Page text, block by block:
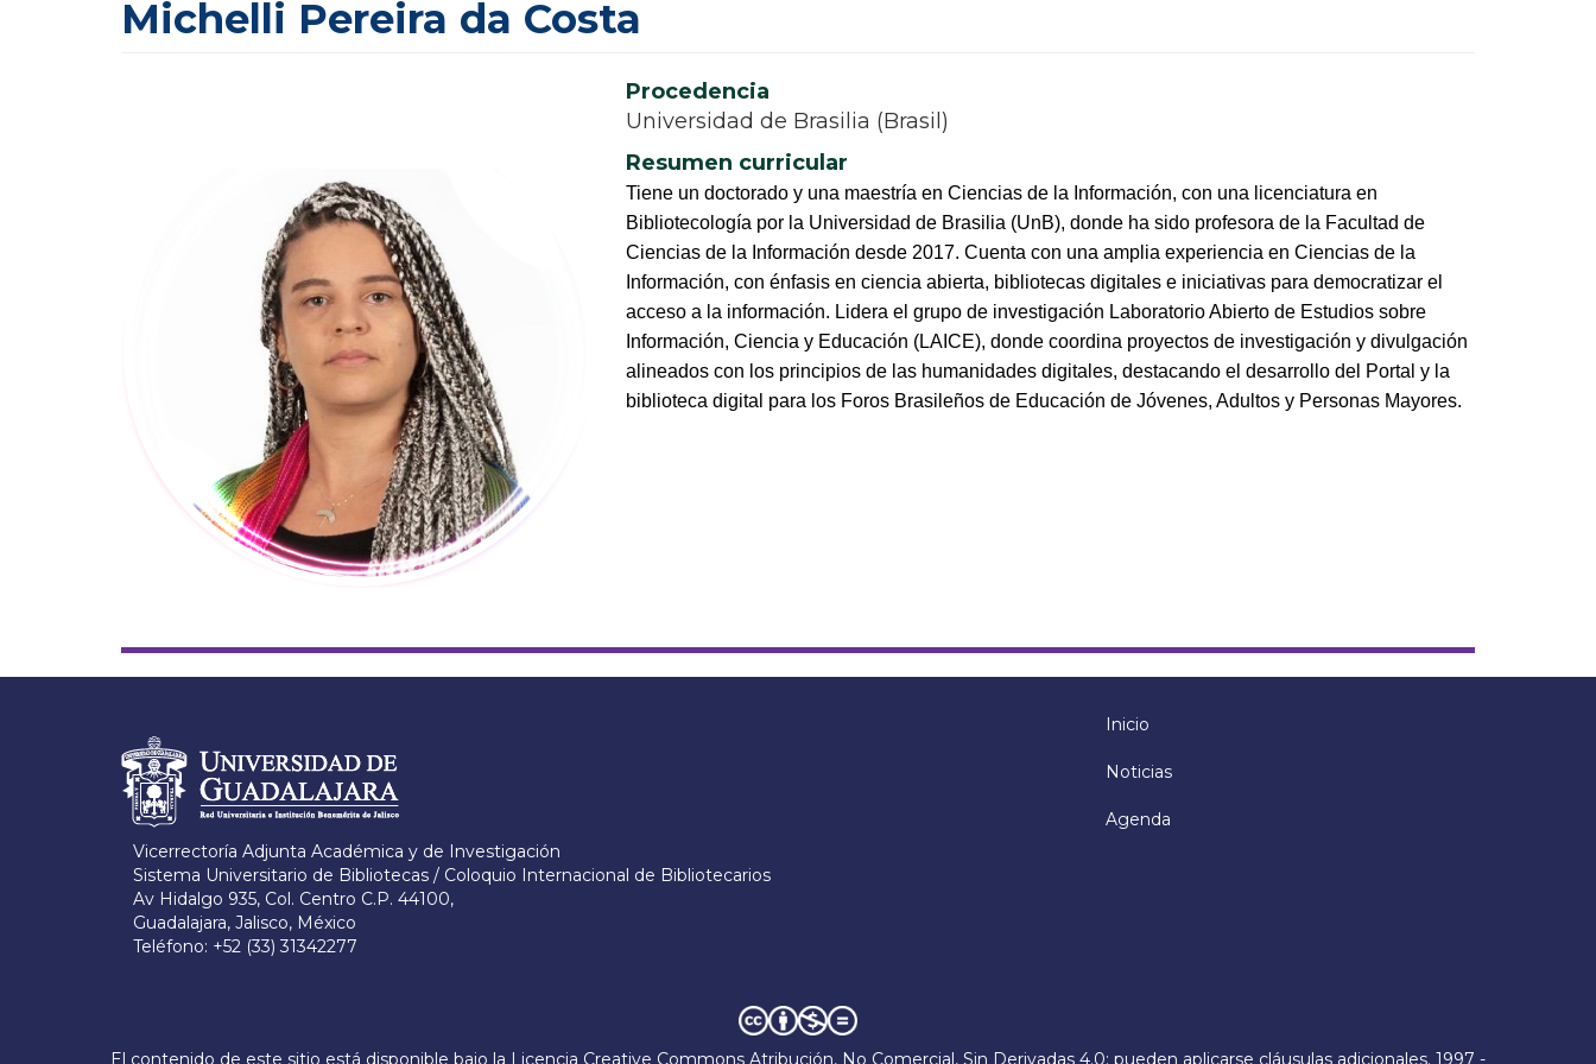
Michelli Pereira da Costa
Procedencia
Universidad de Brasilia (Brasil)
Resumen curricular
Tiene un doctorado y una maestría en Ciencias de la Información, con una licenciatura en
Bibliotecología por la Universidad de Brasilia (UnB), donde ha sido profesora de la Facultad de
Ciencias de la Información desde 2017. Cuenta con una amplia experiencia en Ciencias de la
Información, con énfasis en ciencia abierta, bibliotecas digitales e iniciativas para democratizar el
acceso a la información. Lidera el grupo de investigación Laboratorio Abierto de Estudios sobre
Información, Ciencia y Educación (LAICE), donde coordina proyectos de investigación y divulgación
alineados con los principios de las humanidades digitales, destacando el desarrollo del Portal y la
biblioteca digital para los Foros Brasileños de Educación de Jóvenes, Adultos y Personas Mayores.
Información del portal
Vicerrectoría Adjunta Académica y de Investigación
Sistema Universitario de Bibliotecas / Coloquio Internacional de Bibliotecarios
Av Hidalgo 935, Col. Centro C.P. 44100,
Guadalajara, Jalisco, México
Teléfono: +52 (33) 31342277
Menú
principal
Inicio
Noticias
Agenda
El contenido de este sitio está disponible bajo la Licencia Creative Commons Atribución, No Comercial, Sin Derivadas 4.0; pueden aplicarse cláusulas adicionales. 1997 -